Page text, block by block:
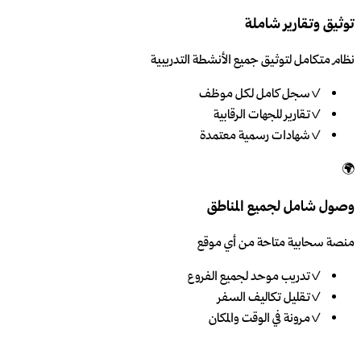
توثيق وتقارير شاملة
نظام متكامل لتوثيق جميع الأنشطة التدريبية
✓سجل كامل لكل موظف
✓تقارير للجهات الرقابية
✓شهادات رسمية معتمدة
🌍
وصول شامل لجميع المناطق
منصة سحابية متاحة من أي موقع
✓تدريب موحد لجميع الفروع
✓تقليل تكاليف السفر
✓مرونة في الوقت والمكان